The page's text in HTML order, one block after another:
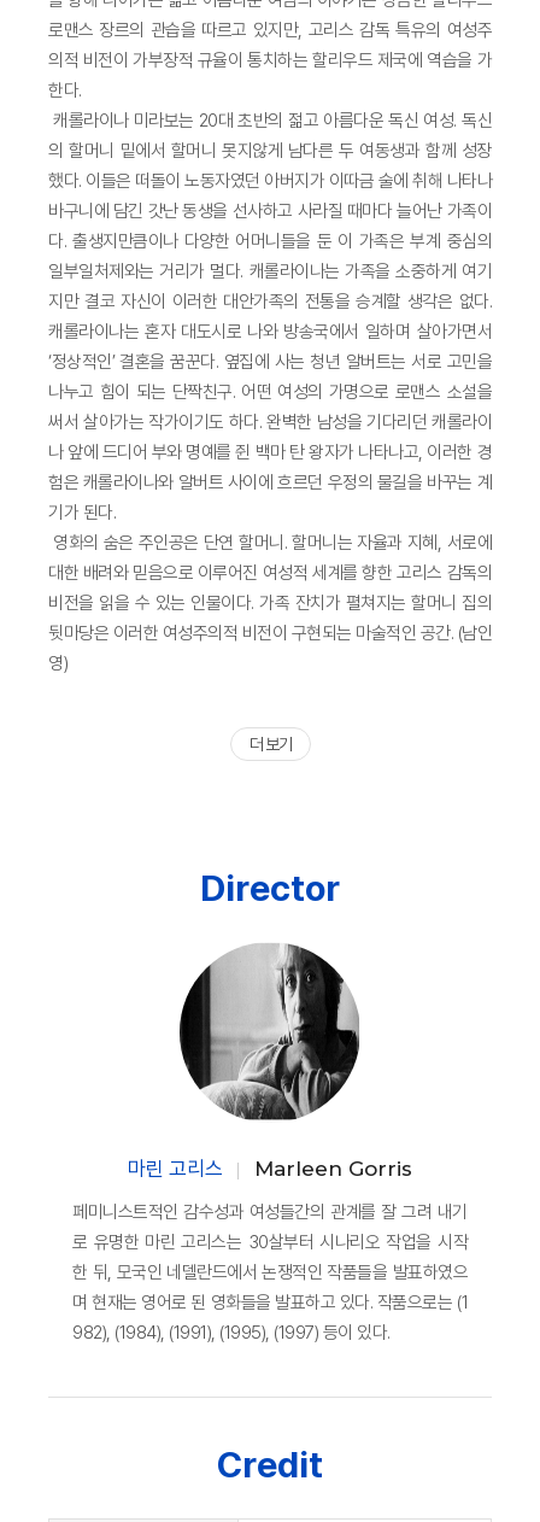
로맨스 장르의 관습을 따르고 있지만, 고리스 감독 특유의 여성주
의적 비전이 가부장적 규율이 통치하는 할리우드 제국에 역습을 가
한다.
캐롤라이나 미라보는 20대 초반의 젊고 아름다운 독신 여성. 독신
의 할머니 밑에서 할머니 못지않게 남다른 두 여동생과 함께 성장
했다. 이들은 떠돌이 노동자였던 아버지가 이따금 술에 취해 나타나
바구니에 담긴 갓난 동생을 선사하고 사라질 때마다 늘어난 가족이
다. 출생지만큼이나 다양한 어머니들을 둔 이 가족은 부계 중심의
일부일처제와는 거리가 멀다. 캐롤라이나는 가족을 소중하게 여기
지만 결코 자신이 이러한 대안가족의 전통을 승계할 생각은 없다.
캐롤라이나는 혼자 대도시로 나와 방송국에서 일하며 살아가면서
‘정상적인’ 결혼을 꿈꾼다. 옆집에 사는 청년 알버트는 서로 고민을
나누고 힘이 되는 단짝친구. 어떤 여성의 가명으로 로맨스 소설을
써서 살아가는 작가이기도 하다. 완벽한 남성을 기다리던 캐롤라이
나 앞에 드디어 부와 명예를 쥔 백마 탄 왕자가 나타나고, 이러한 경
험은 캐롤라이나와 알버트 사이에 흐르던 우정의 물길을 바꾸는 계
기가 된다.
영화의 숨은 주인공은 단연 할머니. 할머니는 자율과 지혜, 서로에
대한 배려와 믿음으로 이루어진 여성적 세계를 향한 고리스 감독의
비전을 읽을 수 있는 인물이다. 가족 잔치가 펼쳐지는 할머니 집의
뒷마당은 이러한 여성주의적 비전이 구현되는 마술적인 공간. (남인
영)
더 보기
Director
마린 고리스 Marleen Gorris
페미니스트적인 감수성과 여성들간의 관계를 잘 그려 내기
로 유명한 마린 고리스는 30살부터 시나리오 작업을 시작
한 뒤, 모국인 네델란드에서 논쟁적인 작품들을 발표하였으
며 현재는 영어로 된 영화들을 발표하고 있다. 작품으로는 (1
982), (1984), (1991), (1995), (1997) 등이 있다.
Credit